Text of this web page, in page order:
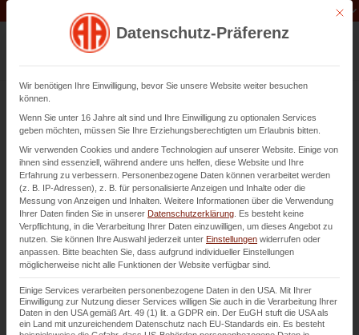
Dichtheitsprüfung in
Weinheim
der Abwasserleitungen von DN 70 bis DN 500
Kontaktieren Sie uns
Mit
Datenschutz-Präferenz
Wir benötigen Ihre Einwilligung, bevor Sie unsere Website weiter besuchen
können.
Wenn Sie unter 16 Jahre alt sind und Ihre Einwilligung zu optionalen Services
geben möchten, müssen Sie Ihre Erziehungsberechtigten um Erlaubnis bitten.
Wir verwenden Cookies und andere Technologien auf unserer Website. Einige von
ihnen sind essenziell, während andere uns helfen, diese Website und Ihre
Erfahrung zu verbessern. Personenbezogene Daten können verarbeitet werden
(z. B. IP-Adressen), z. B. für personalisierte Anzeigen und Inhalte oder die
Messung von Anzeigen und Inhalten. Weitere Informationen über die Verwendung
Ihrer Daten finden Sie in unserer Datenschutzerklärung Es besteht keine
Verpflichtung, in die Verarbeitung Ihrer Daten einzuwilligen, um dieses Angebot zu
nutzen. Sie können Ihre Auswahl jederzeit unter Einstellungen widerrufen oder
anpassen. Bitte beachten Sie, dass aufgrund individueller Einstellungen
möglicherweise nicht alle Funktionen der Website verfügbar sind.
Einige Services verarbeiten personenbezogene Daten in den USA. Mit Ihrer
Einwilligung zur Nutzung dieser Services willigen Sie auch in die Verarbeitung Ihrer
Daten in den USA gemäß Art. 49 (1) lit. a GDPR ein. Der EuGH stuft die USA als
ein Land mit unzureichendem Datenschutz nach EU-Standards ein. Es besteht